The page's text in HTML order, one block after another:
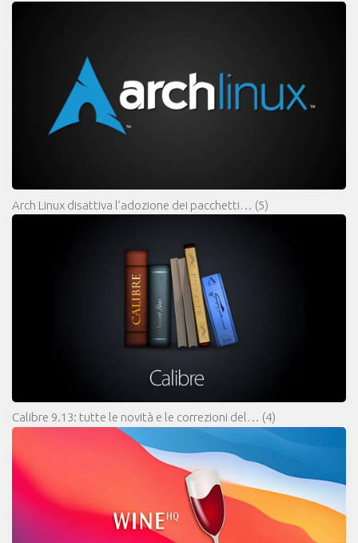
Arch Linux disattiva l’adozione dei pacchetti… (5)
Calibre 9.13: tutte le novità e le correzioni del… (4)